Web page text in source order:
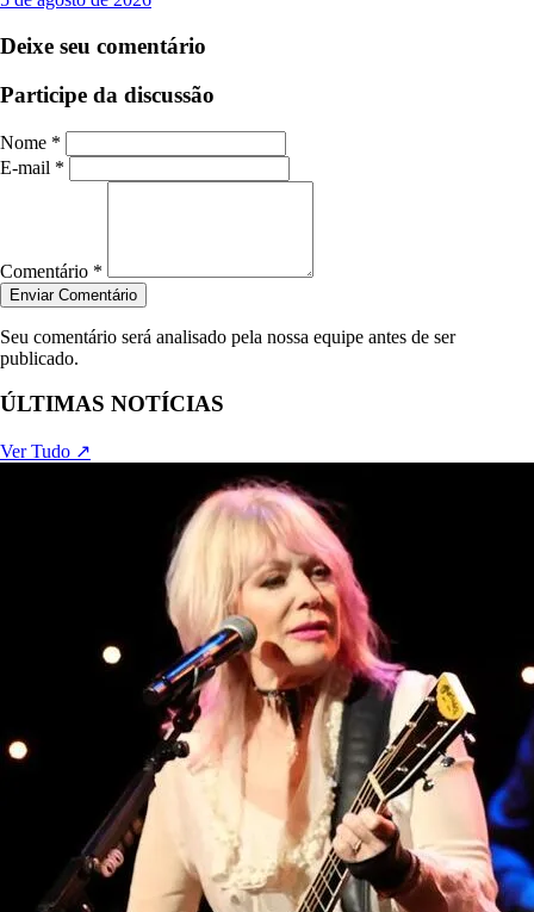
Deixe seu comentário
Participe da discussão
Nome *
E-mail *
Comentário *
Enviar Comentário
Seu comentário será analisado pela nossa equipe antes de ser
publicado.
ÚLTIMAS NOTÍCIAS
Ver Tudo ↗